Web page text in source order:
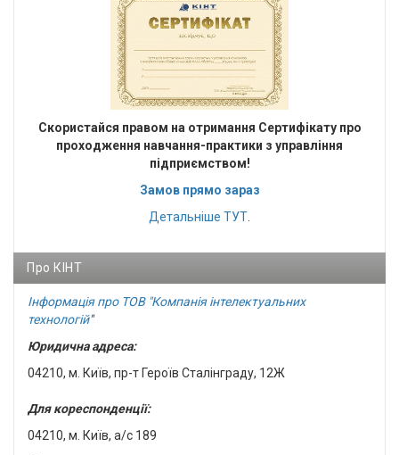
Cкористайся правом на отримання Сертифікату про
проходження навчання-практики з управління
підприємством!
Замов прямо зараз
Детальніше ТУТ.
Про КІНТ
Інформація про ТОВ "Компанія інтелектуальних
технологій"
Юридична адреса:
04210, м. Київ, пр-т Героїв Сталінграду, 12Ж
Для кореспонденції:
04210, м. Київ, а/с 189